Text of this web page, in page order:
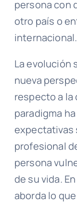
persona con
otro país o
internacional.
La evolución
nueva
respecto a la
paradigma
expectativas
profesional
persona
de su vida.
aborda lo